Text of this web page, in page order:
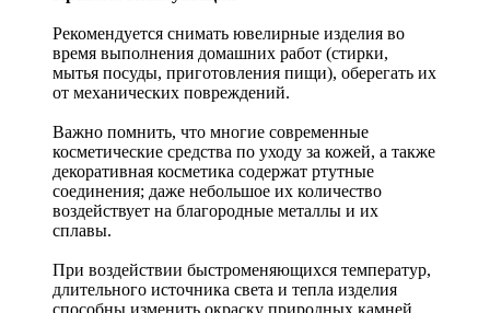
Рекомендуется снимать ювелирные изделия во
время выполнения домашних работ (стирки,
мытья посуды, приготовления пищи), оберегать их
от механических повреждений.
Важно помнить, что многие современные
косметические средства по уходу за кожей, а также
декоративная косметика содержат ртутные
соединения; даже небольшое их количество
воздействует на благородные металлы и их
сплавы.
При воздействии быстроменяющихся температур,
длительного источника света и тепла изделия
способны изменить окраску природных камней.